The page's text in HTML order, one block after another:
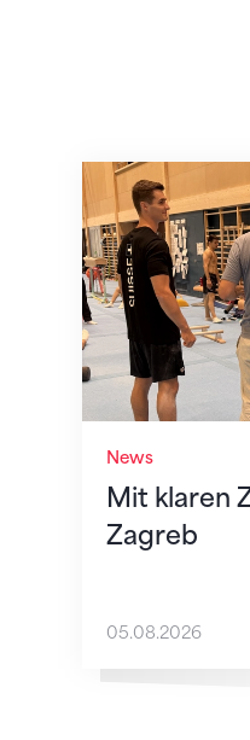
News
Mit klaren
Zagreb
Mit klaren
05.08.2026